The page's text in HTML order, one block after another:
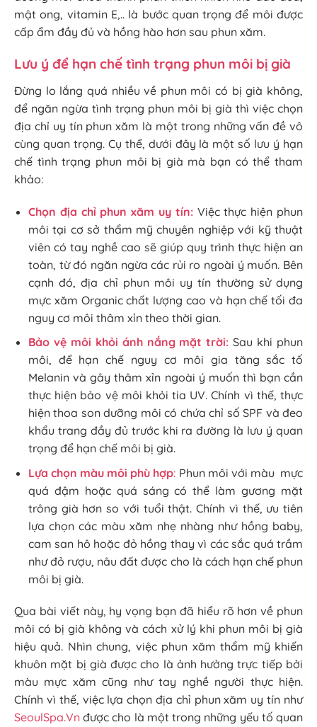
mật ong, vitamin E,.. là bước quan trọng để môi được
cấp ẩm đầy đủ và hồng hào hơn sau phun xăm.
Lưu ý để hạn chế tình trạng phun môi bị già
Đừng lo lắng quá nhiều về phun môi có bị già không,
để ngăn ngừa tình trạng phun môi bị già thì việc chọn
địa chỉ uy tín phun xăm là một trong những vấn đề vô
cùng quan trọng. Cụ thể, dưới đây là một số lưu ý hạn
chế tình trạng phun môi bị già mà bạn có thể tham
khảo:
Chọn địa chỉ phun xăm uy tín: Việc thực hiện phun
môi tại cơ sở thẩm mỹ chuyên nghiệp với kỹ thuật
viên có tay nghề cao sẽ giúp quy trình thực hiện an
toàn, từ đó ngăn ngừa các rủi ro ngoài ý muốn. Bên
cạnh đó, địa chỉ phun môi uy tín thường sử dụng
mực xăm Organic chất lượng cao và hạn chế tối đa
nguy cơ môi thâm xỉn theo thời gian.
Bảo vệ môi khỏi ánh nắng mặt trời:Sau khi phun
môi, để hạn chế nguy cơ môi gia tăng sắc tố
Melanin và gây thâm xỉn ngoài ý muốn thì bạn cần
thực hiện bảo vệ môi khỏi tia UV. Chính vì thế, thực
hiện thoa son dưỡng môi có chứa chỉ số SPF và đeo
khẩu trang đầy đủ trước khi ra đường là lưu ý quan
trọng để hạn chế môi bị già.
Lựa chọn màu môi phù hợp: Phun môi với màu mực
quá đậm hoặc quá sáng có thể làm gương mặt
trông già hơn so với tuổi thật. Chính vì thế, ưu tiên
lựa chọn các màu xăm nhẹ nhàng như hồng baby,
cam san hô hoặc đỏ hồng thay vì các sắc quá trầm
như đỏ rượu, nâu đất được cho là cách hạn chế phun
môi bị già.
Qua bài viết này, hy vọng bạn đã hiểu rõ hơn về phun
môi có bị già không và cách xử lý khi phun môi bị già
hiệu quả. Nhìn chung, việc phun xăm thẩm mỹ khiến
khuôn mặt bị già được cho là ảnh hưởng trực tiếp bởi
màu mực xăm cũng như tay nghề người thực hiện.
Chính vì thế, việc lựa chọn địa chỉ phun xăm uy tín như
SeoulSpa.Vn được cho là một trong những yếu tố quan